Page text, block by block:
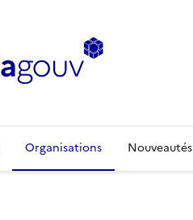
Organisations Nouveautés